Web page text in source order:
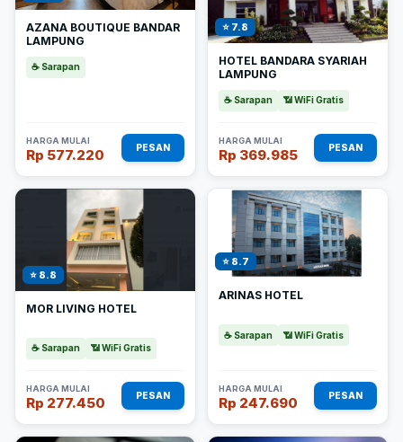
AZANA BOUTIQUE BANDAR
LAMPUNG
☕ Sarapan
HARGA MULAI
Rp 577.220 PESAN
⭐ 7.8
HOTEL BANDARA SYARIAH
LAMPUNG
☕ Sarapan 📶 WiFi Gratis
HARGA MULAI
Rp 369.985 PESAN
⭐ 8.8
MOR LIVING HOTEL
☕ Sarapan 📶 WiFi Gratis
HARGA MULAI
Rp 277.450 PESAN
⭐ 8.7
ARINAS HOTEL
☕ Sarapan 📶 WiFi Gratis
HARGA MULAI
Rp 247.690 PESAN